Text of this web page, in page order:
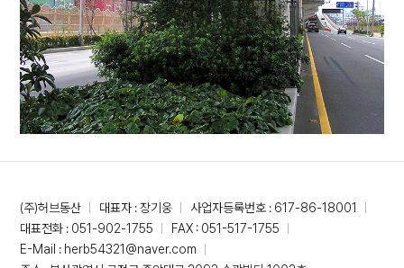
(주)허브동산 대표자 : 장기웅
사업자등록번호 : 617-86-18001
대표전화 : 051-902-1755
FAX : 051-517-1755
E-Mail : herb54321@naver.com